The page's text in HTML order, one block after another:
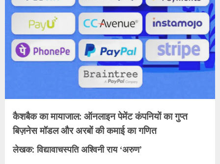
कैशबैक का मायाजाल: ऑनलाइन पेमेंट कंपनियों का गुप्त
बिज़नेस मॉडल और अरबों की कमाई का गणित
लेखक: विद्यावाचस्पति अश्विनी राय ‘अरुण’